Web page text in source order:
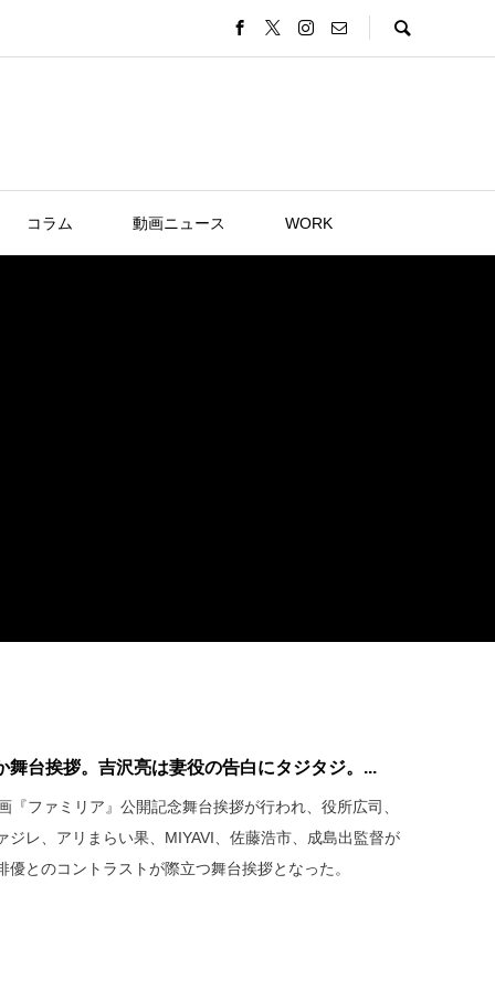
コラム 動画ニュース WORK
舞台挨拶。吉沢亮は妻役の告白にタジタジ。...
『ファミリア』公開記念舞台挨拶が行われ、役所広司、
ジレ、アリまらい果、MIYAVI、佐藤浩市、成島出監督が
とのコントラストが際立つ舞台挨拶となった。